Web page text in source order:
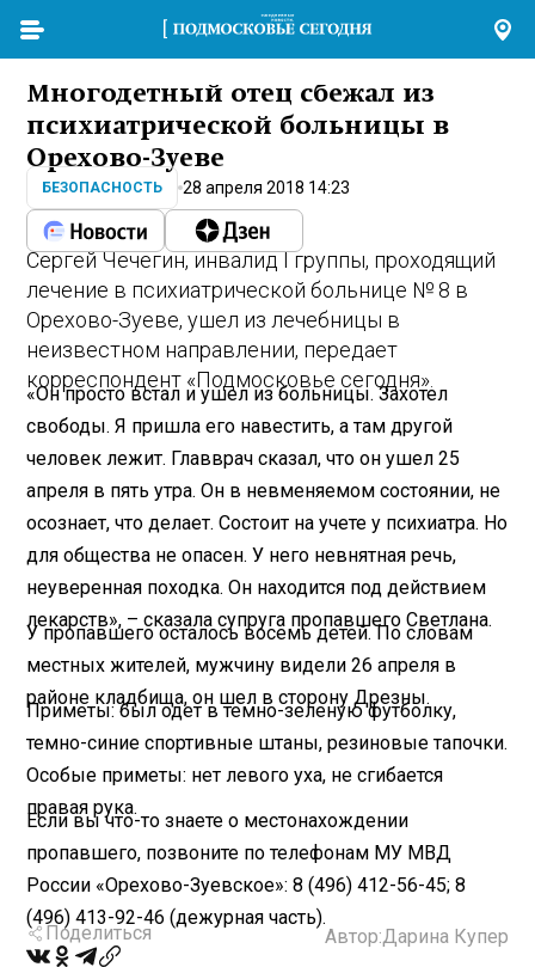
Многодетный отец сбежал из
психиатрической больницы в
Орехово-Зуеве
БЕЗОПАСНОСТЬ 28 апреля 2018 14:23
Сергей Чечегин, инвалид I группы, проходящий
лечение в психиатрической больнице № 8 в
Орехово-Зуеве, ушел из лечебницы в
неизвестном направлении, передает
корреспондент «Подмосковье сегодня».
«Он просто встал и ушел из больницы. Захотел
свободы. Я пришла его навестить, а там другой
человек лежит. Главврач сказал, что он ушел 25
апреля в пять утра. Он в невменяемом состоянии, не
осознает, что делает. Состоит на учете у психиатра. Но
для общества не опасен. У него невнятная речь,
неуверенная походка. Он находится под действием
лекарств», – сказала супруга пропавшего Светлана.
У пропавшего осталось восемь детей. По словам
местных жителей, мужчину видели 26 апреля в
районе кладбища, он шел в сторону Дрезны.
Приметы: был одет в темно-зеленую футболку,
темно-синие спортивные штаны, резиновые тапочки.
Особые приметы: нет левого уха, не сгибается
правая рука.
Если вы что-то знаете о местонахождении
пропавшего, позвоните по телефонам МУ МВД
России «Орехово-Зуевское»: 8 (496) 412-56-45; 8
(496) 413-92-46 (дежурная часть).
Поделиться Автор:Дарина Купер